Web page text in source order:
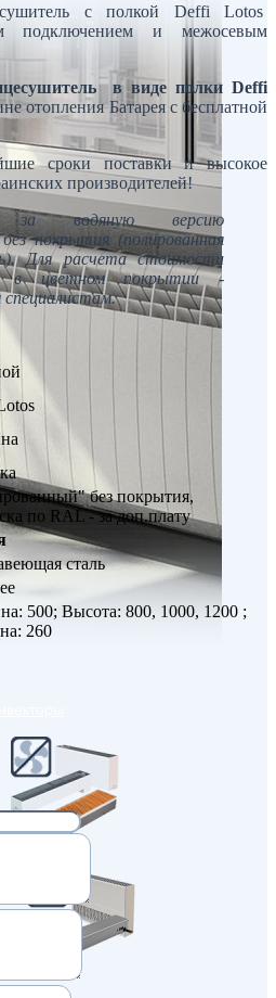
с полкой Deffi Lotos
подключением и межосевым
в виде полки Deffi
отопления Батарея с бесплатной
сроки поставки и высокое
производителей!
за водяную версию
покрытия (полированная
Для расчета стоимости
в цветном покрытии -
без покрытия,
по RAL - за доп.плату
сталь
500; Высота: 800, 1000, 1200 ;
260